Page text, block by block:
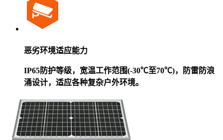
恶劣环境适应能力
IP65防护等级，宽温工作范围(-30℃至70℃)，防雷防浪
涌设计，适应各种复杂户外环境。